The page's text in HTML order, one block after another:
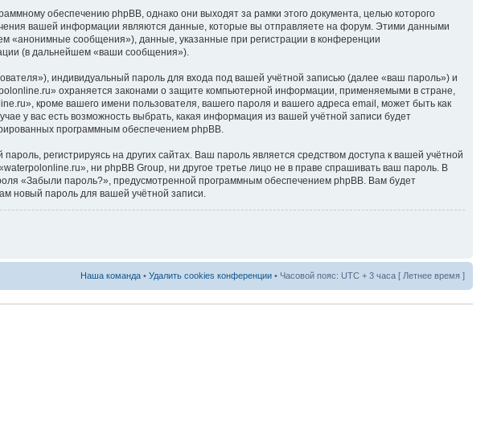
обеспечению phpBB, однако они выходят за рамки этого документа, целью которого
вашей информации являются данные, которые вы отправляете на форум. Этими данными
«анонимные сообщения»), данные, указанные при регистрации в конференции
(в дальнейшем «ваши сообщения»).
индивидуальный пароль для входа под вашей учётной записью (далее «ваш пароль») и
охраняется законами о защите компьютерной информации, применяемыми в стране,
кроме вашего имени пользователя, вашего пароля и вашего адреса email, может быть как
у вас есть возможность выбрать, какая информация из вашей учётной записи будет
программным обеспечением phpBB.
регистрируясь на других сайтах. Ваш пароль является средством доступа к вашей учётной
ни phpBB Group, ни другое третье лицо не в праве спрашивать ваш пароль. В
«Забыли пароль?», предусмотренной программным обеспечением phpBB. Вам будет
новый пароль для вашей учётной записи.
Наша команда • Удалить cookies конференции • Часовой пояс: UTC + 3 часа [ Летнее время ]